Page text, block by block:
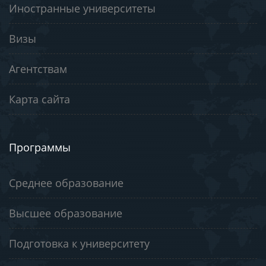
Иностранные университеты
Визы
Агентствам
Карта сайта
Программы
Среднее образование
Высшее образование
Подготовка к университету